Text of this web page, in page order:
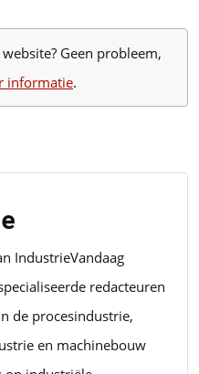
Geen probleem,
informatie.
IndustrieVandaag
redacteuren
de procesindustrie,
en machinebouw